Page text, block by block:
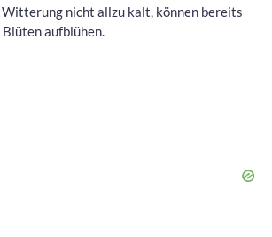
nicht allzu kalt, können bereits
aufblühen.